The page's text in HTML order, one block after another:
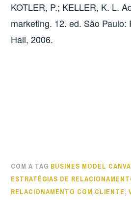
KOTLER, P.; KELLER, K. L.
marketing. 12. ed. São Paulo:
Hall, 2006.
COM A TAG BUSINES MODEL
ESTRATÉGIAS DE
RELACIONAMENTO COM CLIENTE,